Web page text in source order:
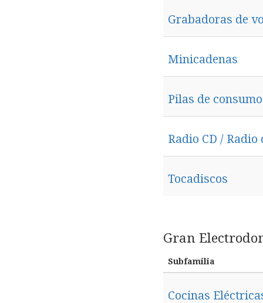
Grabadoras de
Minicadenas
Pilas de consumo
Radio CD /
Tocadiscos
Gran
Subfamilia
Cocinas